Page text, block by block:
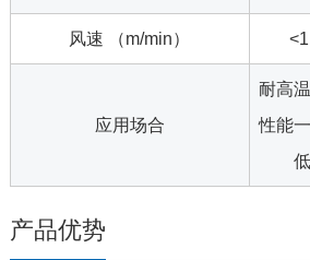
风速 （m/min）
应用场合
耐高
性能
产品优势